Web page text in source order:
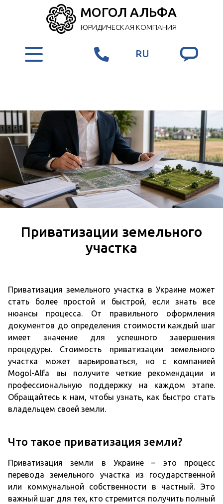
МОГОЛ АЛЬФА
ЮРИДИЧЕСКАЯ КОМПАНИЯ
RU
Приватизации земельного
участка
Приватизация земельного участка в Украине может
стать более простой и быстрой, если знать все
нюансы процесса. От правильного оформления
документов до определения стоимости каждый шаг
имеет значение для успешного завершения
процедуры. Стоимость приватизации земельного
участка может варьироваться, но с компанией
Mogol-Alfa вы получите четкие рекомендации и
профессиональную поддержку на каждом этапе.
Обращайтесь к нам, чтобы узнать, как быстро стать
владельцем своей земли.
Что такое приватизация земли?
Приватизация земли в Украине – это процесс
перевода земельного участка из государственной
или коммунальной собственности в частный. Это
важный шаг для тех, кто стремится получить полный